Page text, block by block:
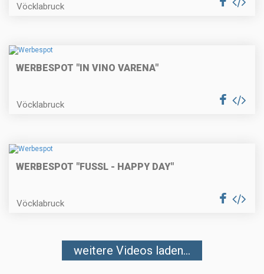
Vöcklabruck
WERBESPOT "IN VINO VARENA"
Vöcklabruck
WERBESPOT "FUSSL - HAPPY DAY"
Vöcklabruck
weitere Videos laden...